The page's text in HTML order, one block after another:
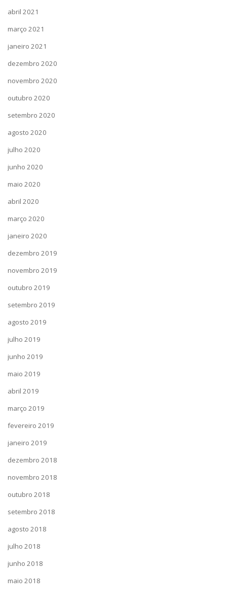
abril 2021
março 2021
janeiro 2021
dezembro 2020
novembro 2020
outubro 2020
setembro 2020
agosto 2020
julho 2020
junho 2020
maio 2020
abril 2020
março 2020
janeiro 2020
dezembro 2019
novembro 2019
outubro 2019
setembro 2019
agosto 2019
julho 2019
junho 2019
maio 2019
abril 2019
março 2019
fevereiro 2019
janeiro 2019
dezembro 2018
novembro 2018
outubro 2018
setembro 2018
agosto 2018
julho 2018
junho 2018
maio 2018